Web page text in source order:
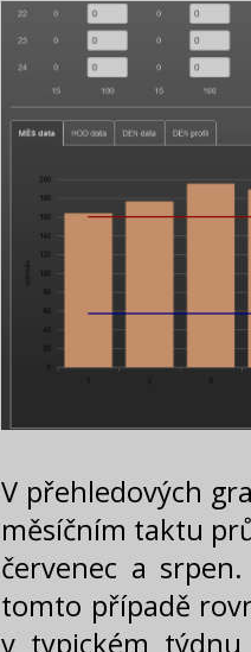
V přehledových
měsíčním taktu
červenec a
tomto případě
v typickém týdnu